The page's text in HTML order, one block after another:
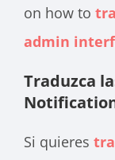
on how to
admin
Traduzca
Si quieres